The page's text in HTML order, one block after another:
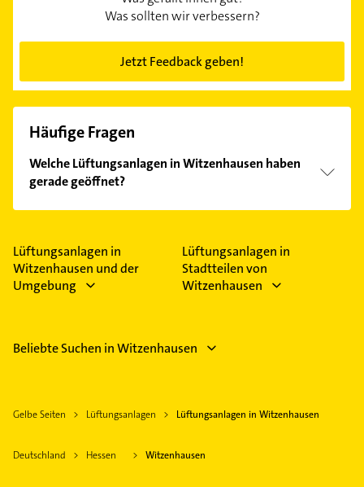
Was sollten wir verbessern?
Jetzt Feedback geben!
Häufige Fragen
Welche Lüftungsanlagen in Witzenhausen haben
gerade geöffnet?
Im Anbieter-Bereich finden Sie alleÖffnungszeiten.
Feiertagen abweichen können.
Lüftungsanlagen in
Witzenhausen und der
Umgebung
Lüftungsanlagen in
Stadtteilen von
Witzenhausen
Beliebte Suchen in Witzenhausen
Gelbe Seiten Lüftungsanlagen Lüftungsanlagen in Witzenhausen
Deutschland Hessen Witzenhausen